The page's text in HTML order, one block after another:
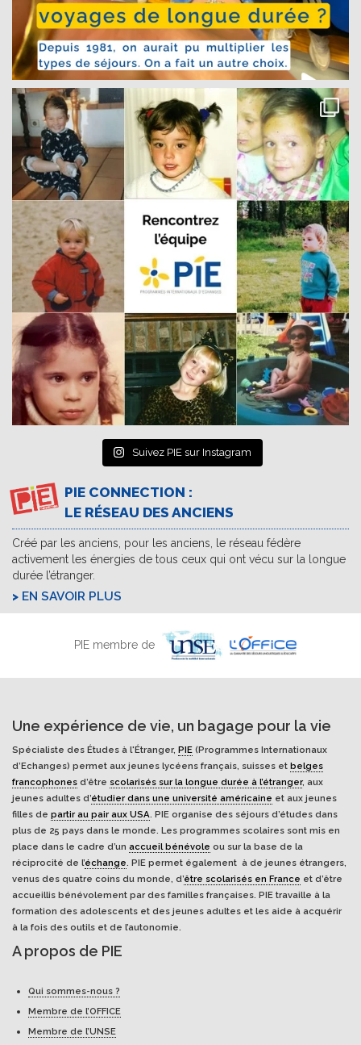
Suivez PIE sur Instagram
PIE CONNECTION :
LE RÉSEAU DES ANCIENS
Créé par les anciens, pour les anciens, le réseau fédère
activement les énergies de tous ceux qui ont vécu sur la longue
durée l’étranger.
EN SAVOIR PLUS
PIE membre de
Une expérience de vie, un bagage pour la vie
Spécialiste des Études à l'Étranger, PIE (Programmes Internationaux
d’Echanges) permet aux jeunes lycéens français, suisses et belges
francophones d’être scolarisés sur la longue durée à l’étranger, aux
jeunes adultes d’étudier dans une université américaine et aux jeunes
filles de partir au pair aux USA. PIE organise des séjours d’études dans
plus de 25 pays dans le monde. Les programmes scolaires sont mis en
place dans le cadre d’un accueil bénévole ou sur la base de la
réciprocité de l’échange. PIE permet également à de jeunes étrangers,
venus des quatre coins du monde, d’être scolarisés en France et d’être
accueillis bénévolement par des familles françaises. PIE travaille à la
formation des adolescents et des jeunes adultes et les aide à acquérir
à la fois des outils et de l’autonomie.
A propos de PIE
Qui sommes-nous ?
Membre de l’OFFICE
Membre de l’UNSE